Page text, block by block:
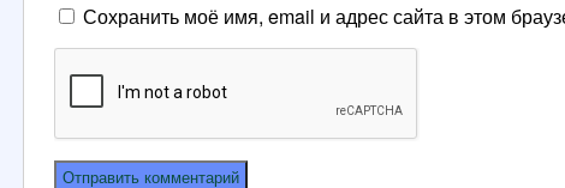
Сохранить моё имя, email и адрес сайта в этом